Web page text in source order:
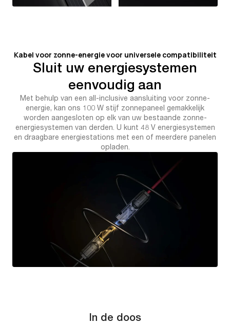
Kabel voor zonne-energie voor universele compatibiliteit
Sluit uw energiesystemen
eenvoudig aan
Met behulp van een all-inclusive aansluiting voor zonne-
energie, kan ons 100 W stijf zonnepaneel gemakkelijk
worden aangesloten op elk van uw bestaande zonne-
energiesystemen van derden. U kunt 48 V energiesystemen
en draagbare energiestations met een of meerdere panelen
opladen.
In de doos